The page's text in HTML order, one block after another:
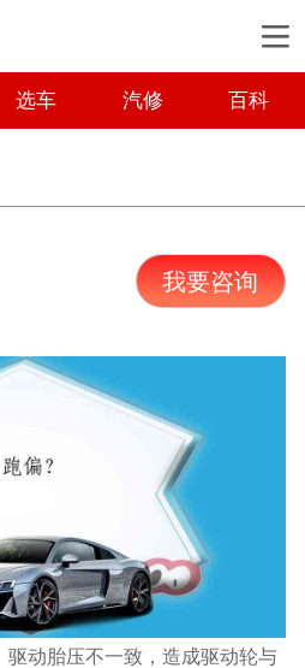
选车 汽修 百科
我要咨询
动胎压不一致，造成驱动轮与